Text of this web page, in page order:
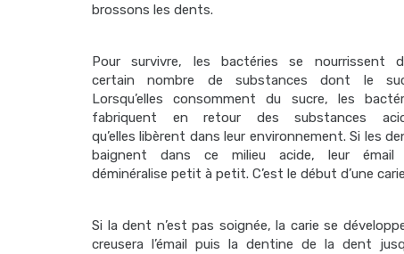
brossons les dents.
Pour survivre, les bactéries se nourrissent
certain nombre de substances dont le
Lorsqu’elles consomment du sucre, les
fabriquent en retour des substances
qu’elles libèrent dans leur environnement. Si les
baignent dans ce milieu acide, leur émail
déminéralise petit à petit. C’est le début d’une
Si la dent n’est pas soignée, la carie se
creusera l’émail puis la dentine de la dent